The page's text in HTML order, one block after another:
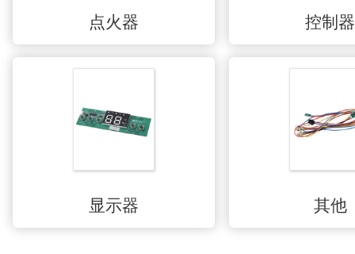
点火器 控制器
显示器 其他